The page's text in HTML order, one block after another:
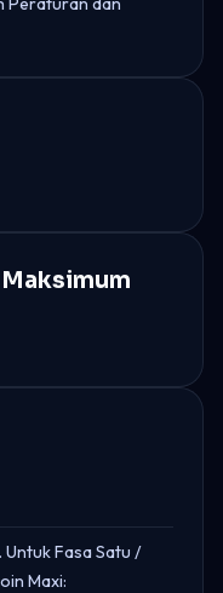
. Untuk Fasa Satu /
Maxi: